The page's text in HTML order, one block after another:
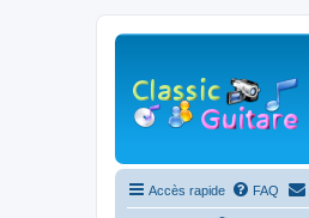
Accès rapide FAQ